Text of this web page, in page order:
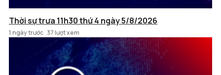
Thời sự trưa 11h30 thứ 4 ngày 5/8/2026
1 ngày trước 37 lượt xem